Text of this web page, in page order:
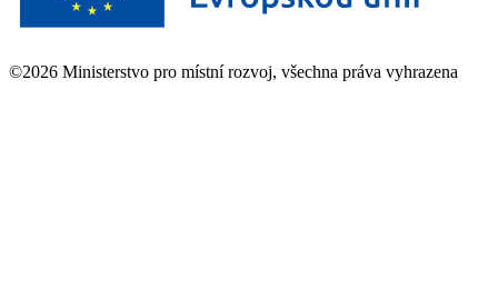
©2026 Ministerstvo pro místní rozvoj, všechna práva vyhrazena